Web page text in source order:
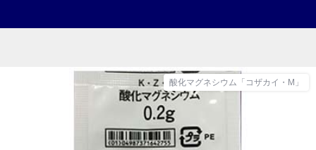
酸化マグネシウム「コザカイ・M」